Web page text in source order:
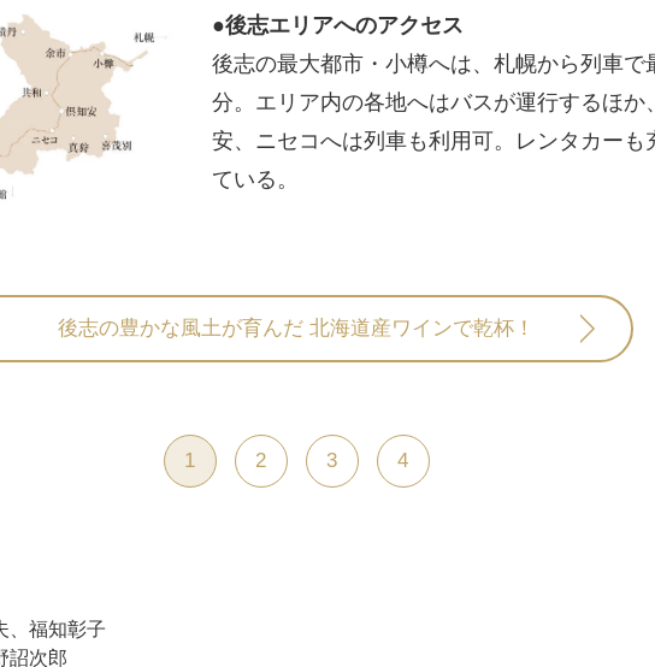
●後志エリアへのアクセス
後志の最大都市・小樽へは、札幌から列車で
分。エリア内の各地へはバスが運行するほか
安、ニセコへは列車も利用可。レンタカーも
ている。
後志の豊かな風土が育んだ 北海道産ワインで乾杯！
1 2 3 4
、福知彰子
詔次郎